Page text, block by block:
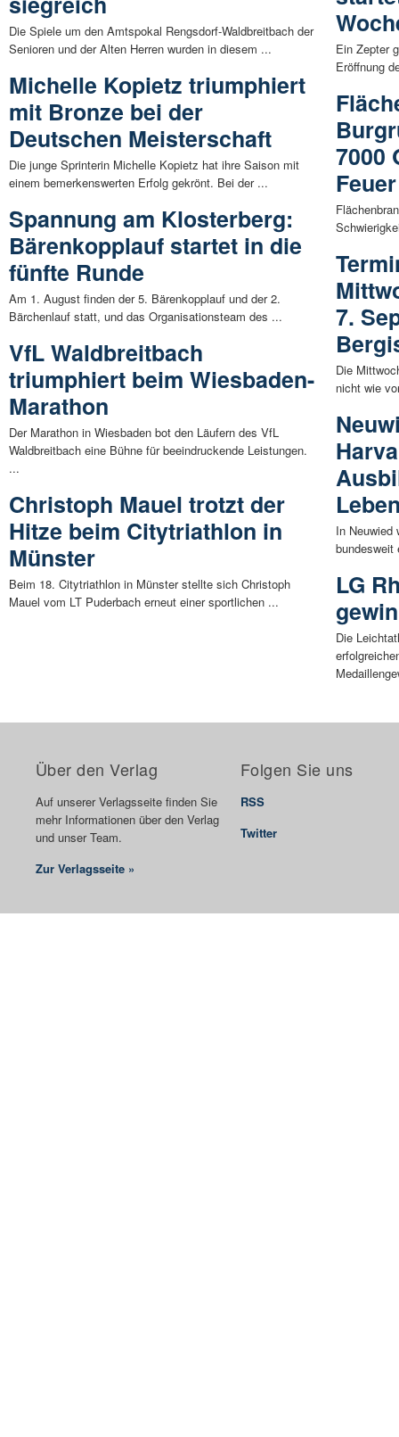
Die Spiele um den Amtspokal Rengsdorf-Waldbreitbach der
Senioren und der Alten Herren wurden in diesem ...
Michelle Kopietz triumphiert
mit Bronze bei der
Deutschen Meisterschaft
Die junge Sprinterin Michelle Kopietz hat ihre Saison mit
einem bemerkenswerten Erfolg gekrönt. Bei der ...
Spannung am Klosterberg:
Bärenkopplauf startet in die
fünfte Runde
Am 1. August finden der 5. Bärenkopplauf und der 2.
Bärchenlauf statt, und das Organisationsteam des ...
VfL Waldbreitbach
triumphiert beim Wiesbaden-
Marathon
Der Marathon in Wiesbaden bot den Läufern des VfL
Waldbreitbach eine Bühne für beeindruckende Leistungen.
...
Christoph Mauel trotzt der
Hitze beim Citytriathlon in
Münster
Beim 18. Citytriathlon in Münster stellte sich Christoph
Mauel vom LT Puderbach erneut einer sportlichen ...
Ein Zepter
Eröffnung
7000
Feuer
7.
Die
nicht wie
In Neuwied
LG
Die
Über den Verlag
Auf unserer Verlagsseite finden Sie
mehr Informationen über den Verlag
und unser Team.
Zur Verlagsseite »
Folgen Sie uns
RSS
Twitter